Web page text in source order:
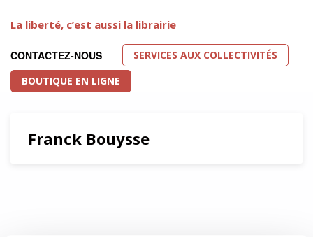
La liberté, c’est aussi la librairie
CONTACTEZ-NOUS
SERVICES AUX COLLECTIVITÉS
BOUTIQUE EN LIGNE
Franck Bouysse